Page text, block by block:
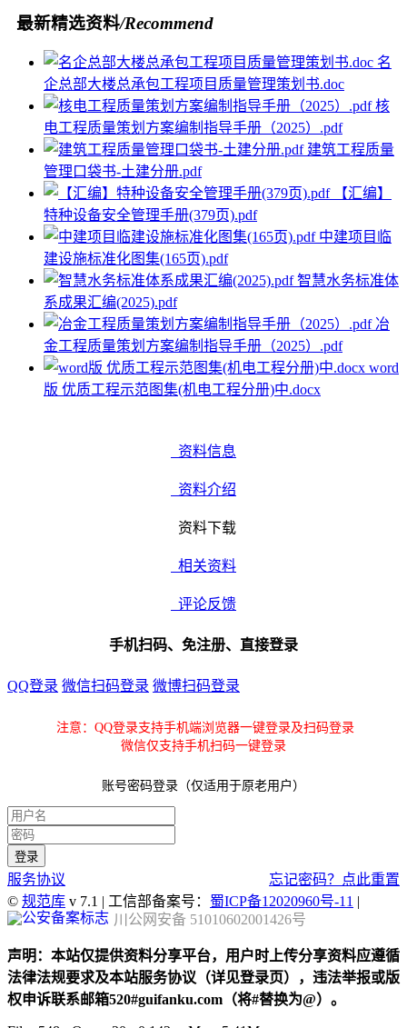
最新精选资料/Recommend
名
企总部大楼总承包工程项目质量管理策划书.doc
核
电工程质量策划方案编制指导手册（2025）.pdf
建筑工程质量
管理口袋书-土建分册.pdf
【汇编】
特种设备安全管理手册(379页).pdf
中建项目临
建设施标准化图集(165页).pdf
智慧水务标准体
系成果汇编(2025).pdf
冶
金工程质量策划方案编制指导手册（2025）.pdf
word
版 优质工程示范图集(机电工程分册)中.docx
资料信息
资料介绍
资料下载
相关资料
评论反馈
手机扫码、免注册、直接登录
QQ登录 微信扫码登录 微博扫码登录
注意：QQ登录支持手机端浏览器一键登录及扫码登录
微信仅支持手机扫码一键登录
账号密码登录（仅适用于原老用户）
服务协议
忘记密码？点此重置
© 规范库 v 7.1 | 工信部备案号： 蜀ICP备12020960号-11 |
川公网安备 51010602001426号
声明：本站仅提供资料分享平台，用户时上传分享资料应遵循
法律法规要求及本站服务协议（详见登录页），违法举报或版
权申诉联系邮箱520#guifanku.com（将#替换为@）。